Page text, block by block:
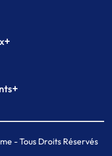
+
+
- Tous Droits Réservés